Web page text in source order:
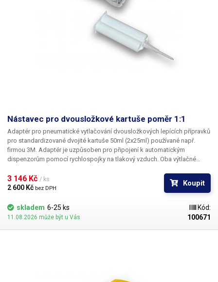
Nástavec pro dvousložkové kartuše poměr 1:1
Adaptér pro pneumatické vytlačování dvousložkových lepících přípravků
pro standardizované dvojité kartuše 50ml (2x25ml) používané např.
firmou 3M. Adaptér je uzpůsoben pro připojení k automatickým
dispenzorům pomocí rychlospojky na tlakový vzduch. Oba výtlačné
současně; tím je zajištěno naprosto rovnoměrné dávkování i při
rozdílných viskozitách dvou složek vytlačovaného chemického
ilustraci.
3 146 Kč / ks
2 600 Kč bez DPH
Koupit
skladem 6-25 ks
11.08.2026 může být u Vás
Kód:
100671